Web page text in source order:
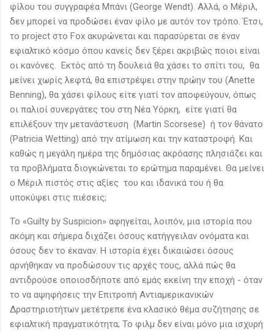
φίλου του συγγραφέα Μπάνι (George Wendt). Αλλά, ο Μέριλ,
δεν μπορεί να προδώσει έναν φίλο με αυτόν τον τρόπο. Έτσι,
το project στο Fox ακυρώνεται και παρασύρεται σε έναν
εφιαλτικό κόσμο όπου κανείς δεν ξέρει ακριβώς ποιοι είναι
οι κανόνες. Εκτός από τη δουλειά θα χάσει το σπίτι του, θα
μείνει χωρίς λεφτά, θα επιστρέψει στην πρώην του (Anette
Benning), θα χάσει φίλους είτε γιατί τον αποφεύγουν, όπως
οι παλιοί συνεργάτες του στη Νέα Υόρκη, είτε γιατί θα
επιλέξουν την μετανάστευση (Martin Scorsese) ή τον θάνατο
(Patricia Wetting) από την ατίμωση και την καταστροφή. Και
καθώς η μεγάλη ημέρα της δημόσιας ακρόασης πλησιάζει και
τα προβλήματα διογκώνεται το ερώτημα παραμένει. Θα μείνει
ο Μέριλ πιστός στις αξίες του και ιδανικά του ή θα
υποκύψει στις πιέσεις;
Το «Guilty by Suspicion» αφηγείται, λοιπόν, μια ιστορία που
ακόμη και σήμερα διχάζει όσους κατήγγειλαν ονόματα και
όσους δεν το έκαναν. Η ιστορία έχει δικαιώσει όσους
αρνήθηκαν να προδώσουν τις αρχές τους, αλλά πώς θα
αντιδρούσε οποιοσδήποτε από εμάς εκείνη την εποχή - όταν
το να αψηφήσεις την Επιτροπή Αντιαμερικανικών
Δραστηριοτήτων μετέτρεπε ένα κλασικό θέμα συζήτησης σε
εφιαλτική πραγματικότητα; Το φιλμ δεν είναι μόνο μια ισχυρή